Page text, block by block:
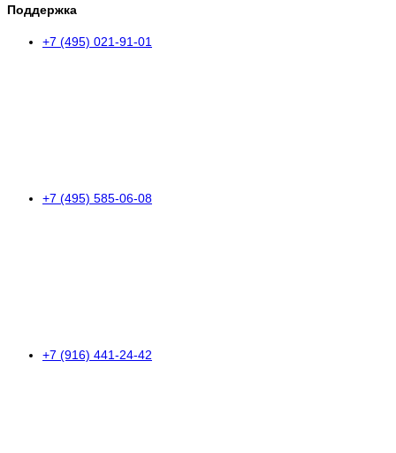
Поддержка
+7 (495) 021-91-01
+7 (495) 585-06-08
+7 (916) 441-24-42